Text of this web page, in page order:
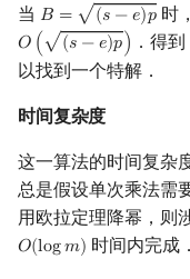
当 𝐵 = √(𝑠 −𝑒)𝑝
B= (s −e )p 时
𝑂 (√(𝑠 −𝑒)𝑝)
O( ( s−e)p) ．得到
以找到一个特解．
时间复杂度
这一算法的时间复杂
总是假设单次乘法需
用欧拉定理降幂，则
𝑂(log𝑚)
O(logm) 时间内完成．